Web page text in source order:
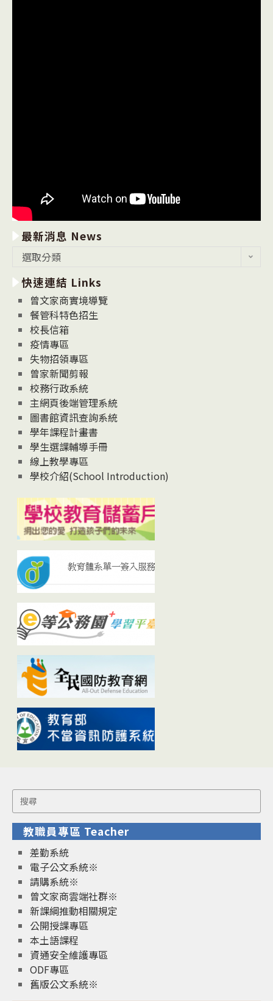
最新消息 News
消
息
News
選取分類
快速連結 Links
曾文家商實境導覽
餐管科特色招生
校長信箱
疫情專區
失物招領專區
曾家新聞剪報
校務行政系統
主網頁後端管理系統
圖書館資訊查詢系統
學年課程計畫書
學生選課輔導手冊
線上教學專區
學校介紹(School Introduction)
Search
for:
教職員專區 Teacher
差勤系統
電子公文系統※
請購系統※
曾文家商雲端社群※
新課綱推動相關規定
公開授課專區
本土語課程
資通安全維護專區
ODF專區
舊版公文系統※